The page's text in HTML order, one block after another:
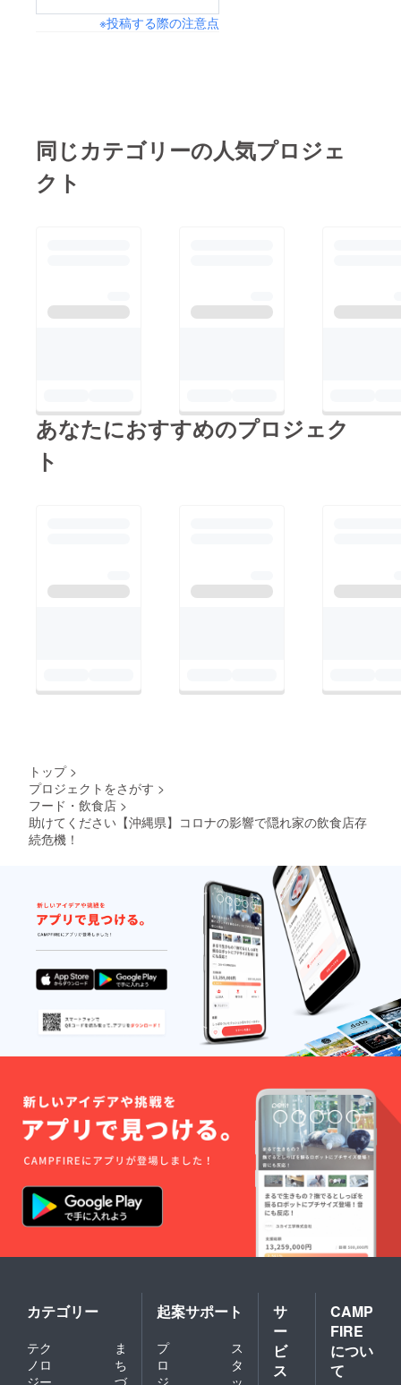
※投稿する際の注意点
同じカテゴリーの人気プロジェ
クト
あなたにおすすめのプロジェク
ト
トップ >
プロジェクトをさがす >
フード・飲食店 >
助けてください【沖縄県】コロナの影響で隠れ家の飲食店存
続危機！
カテゴリー
テク
ノロ
ジー
ま
ち
づ
起案サポート
プ
ロ
ジ
ス
タ
ッ
サ
ー
ビ
ス
CAMP
FIRE
につい
て